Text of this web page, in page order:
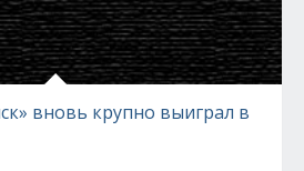
вновь крупно выиграл в